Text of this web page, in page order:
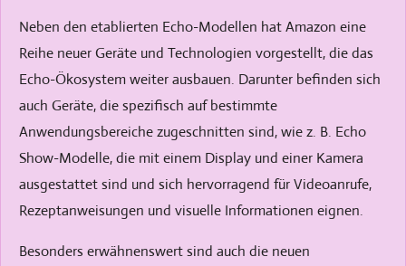
Neben den etablierten Echo-Modellen hat Amazon eine
Reihe neuer Geräte und Technologien vorgestellt, die das
Echo-Ökosystem weiter ausbauen. Darunter befinden sich
auch Geräte, die spezifisch auf bestimmte
Anwendungsbereiche zugeschnitten sind, wie z. B. Echo
Show-Modelle, die mit einem Display und einer Kamera
ausgestattet sind und sich hervorragend für Videoanrufe,
Rezeptanweisungen und visuelle Informationen eignen.
Besonders erwähnenswert sind auch die neuen